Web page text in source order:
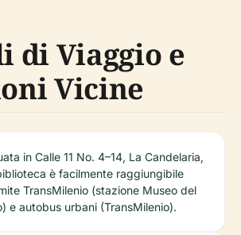
di Viaggio e
Vicine
in Calle 11 No. 4–14, La Candelaria,
è facilmente raggiungibile
TransMilenio (stazione Museo del
e autobus urbani (TransMilenio).